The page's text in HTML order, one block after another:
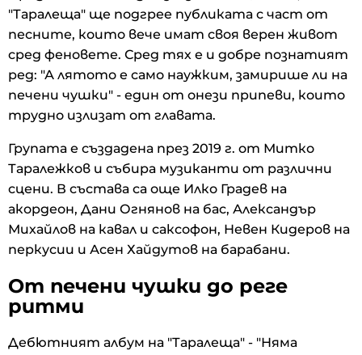
"Таралеща" ще подгрее публиката с част от
песните, които вече имат своя верен живот
сред феновете. Сред тях е и добре познатият
ред: "А лятото е само наужким, замирише ли на
печени чушки" - един от онези припеви, които
трудно излизат от главата.
Групата е създадена през 2019 г. от Митко
Таралежков и събира музиканти от различни
сцени. В състава са още Илко Градев на
акордеон, Дани Огнянов на бас, Александър
Михайлов на кавал и саксофон, Невен Кидеров на
перкусии и Асен Хайдутов на барабани.
От печени чушки до реге
ритми
Дебютният албум на "Таралеща" - "Няма